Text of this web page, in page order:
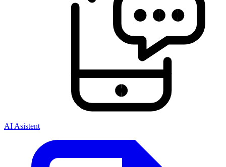
AI Asistent